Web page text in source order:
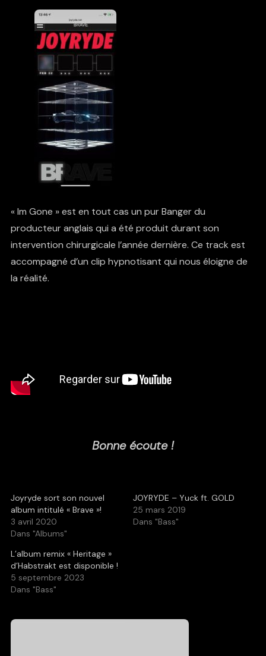
« Im Gone » est en tout cas un pur Banger du
producteur anglais qui a été produit durant son
intervention chirurgicale l’année dernière. Ce track est
accompagné d’un clip hypnotisant qui nous éloigne de
la réalité.
Bonne écoute !
Joyryde sort son nouvel
album intitulé « Brave »!
3 avril 2020
Dans "Albums"
JOYRYDE – Yuck ft. GOLD
25 mars 2019
Dans "Bass"
L’album remix « Heritage »
d’Habstrakt est disponible !
5 septembre 2023
Dans "Bass"